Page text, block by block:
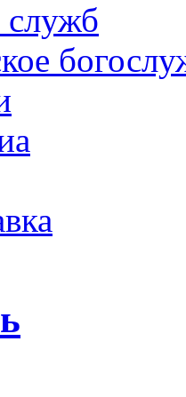
служб